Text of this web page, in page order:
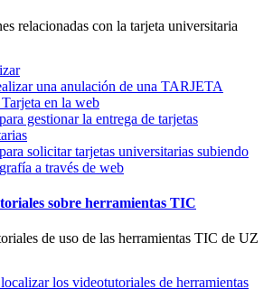
relacionadas con la tarjeta universitaria
una anulación de una TARJETA
en la web
gestionar la entrega de tarjetas
solicitar tarjetas universitarias subiendo
a través de web
sobre herramientas TIC
de uso de las herramientas TIC de UZ
los videotutoriales de herramientas